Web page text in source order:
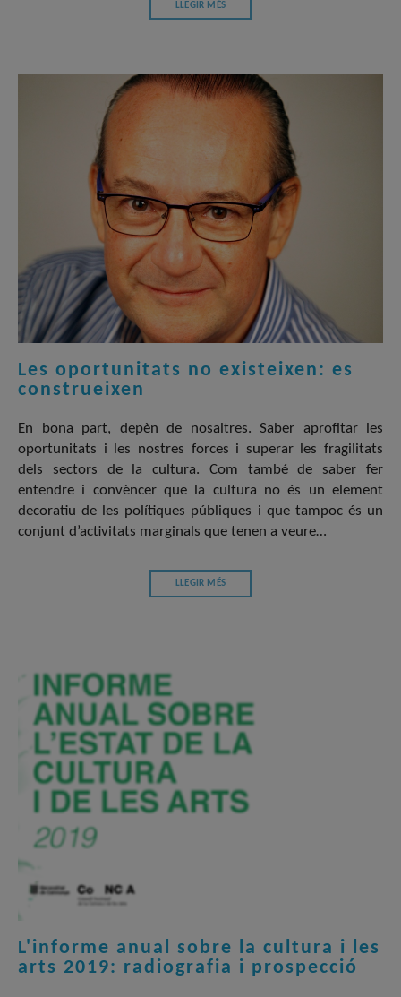
LLEGIR MÉS
Les oportunitats no existeixen: es
construeixen
En bona part, depèn de nosaltres. Saber aprofitar les
oportunitats i les nostres forces i superar les fragilitats
dels sectors de la cultura. Com també de saber fer
entendre i convèncer que la cultura no és un element
decoratiu de les polítiques públiques i que tampoc és un
conjunt d’activitats marginals que tenen a veure…
LLEGIR MÉS
L'informe anual sobre la cultura i les
arts 2019: radiografia i prospecció